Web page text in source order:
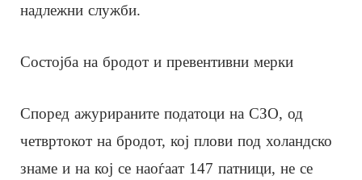
надлежни служби.
Состојба на бродот и превентивни мерки
Според ажурираните податоци на СЗО, од
четвртокот на бродот, кој плови под холандско
знаме и на кој се наоѓаат 147 патници, не се